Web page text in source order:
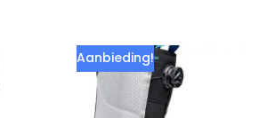
Aanbieding!